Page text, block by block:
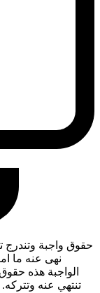
حقوق واجبة وتندرج
نهى عنه ما
الواجبة هذه
تنتهي عنه